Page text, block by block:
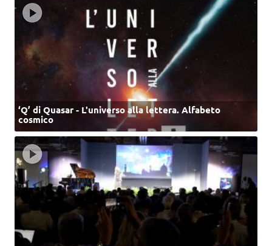
‘Q’ di Quasar - L'universo alla lettera. Alfabeto
cosmico